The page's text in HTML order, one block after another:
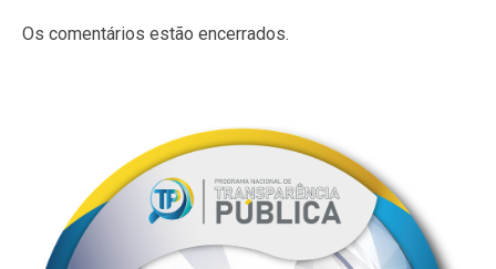
Os comentários estão encerrados.